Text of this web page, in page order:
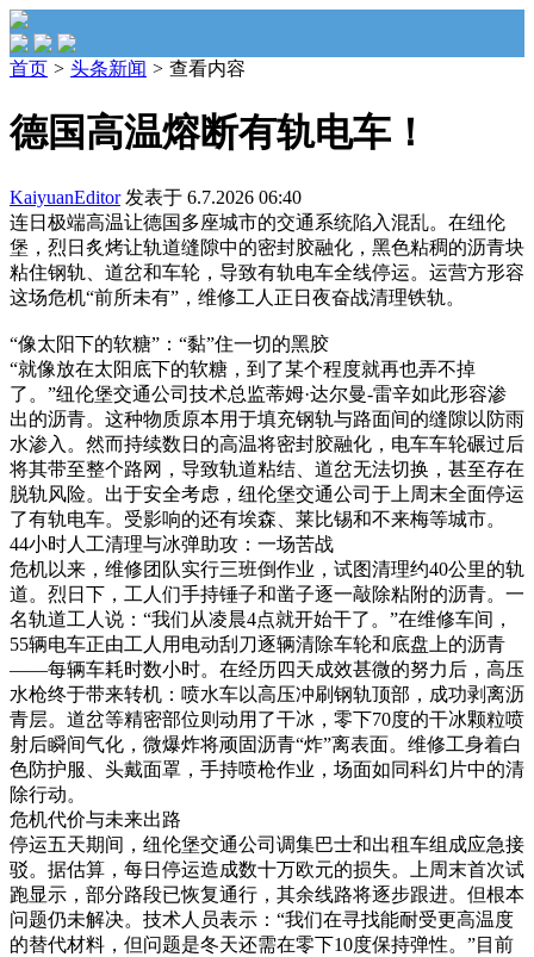
首页 > 头条新闻 > 查看内容
德国高温熔断有轨电车！
KaiyuanEditor发表于 6.7.2026 06:40
连日极端高温让德国多座城市的交通系统陷入混乱。在纽伦
堡，烈日炙烤让轨道缝隙中的密封胶融化，黑色粘稠的沥青块
粘住钢轨、道岔和车轮，导致有轨电车全线停运。运营方形容
这场危机“前所未有”，维修工人正日夜奋战清理铁轨。
“像太阳下的软糖”：“黏”住一切的黑胶
“就像放在太阳底下的软糖，到了某个程度就再也弄不掉
了。”纽伦堡交通公司技术总监蒂姆·达尔曼-雷辛如此形容渗
出的沥青。这种物质原本用于填充钢轨与路面间的缝隙以防雨
水渗入。然而持续数日的高温将密封胶融化，电车车轮碾过后
将其带至整个路网，导致轨道粘结、道岔无法切换，甚至存在
脱轨风险。出于安全考虑，纽伦堡交通公司于上周末全面停运
了有轨电车。受影响的还有埃森、莱比锡和不来梅等城市。
44小时人工清理与冰弹助攻：一场苦战
危机以来，维修团队实行三班倒作业，试图清理约40公里的轨
道。烈日下，工人们手持锤子和凿子逐一敲除粘附的沥青。一
名轨道工人说：“我们从凌晨4点就开始干了。”在维修车间，
55辆电车正由工人用电动刮刀逐辆清除车轮和底盘上的沥青
——每辆车耗时数小时。在经历四天成效甚微的努力后，高压
水枪终于带来转机：喷水车以高压冲刷钢轨顶部，成功剥离沥
青层。道岔等精密部位则动用了干冰，零下70度的干冰颗粒喷
射后瞬间气化，微爆炸将顽固沥青“炸”离表面。维修工身着白
色防护服、头戴面罩，手持喷枪作业，场面如同科幻片中的清
除行动。
危机代价与未来出路
停运五天期间，纽伦堡交通公司调集巴士和出租车组成应急接
驳。据估算，每日停运造成数十万欧元的损失。上周末首次试
跑显示，部分路段已恢复通行，其余线路将逐步跟进。但根本
问题仍未解决。技术人员表示：“我们在寻找能耐受更高温度
的替代材料，但问题是冬天还需在零下10度保持弹性。”目前